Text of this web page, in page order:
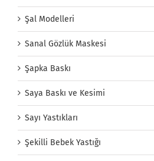
Şal Modelleri
Sanal Gözlük Maskesi
Şapka Baskı
Saya Baskı ve Kesimi
Sayı Yastıkları
Şekilli Bebek Yastığı